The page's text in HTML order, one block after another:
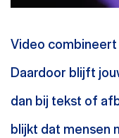
Video
Daardoor blijft
dan bij tekst of
blijkt dat mensen